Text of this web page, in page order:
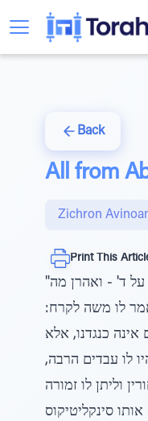
Back
All from
Zichron
Print This
"לכן אתה וכל עדתך הנועדים על ד' - ואהרן מה
לו משה לקרח:
כנגדנו, אלא
לו עבדים הרבה,
וליתן לו זמורה
סינקליטיקוס